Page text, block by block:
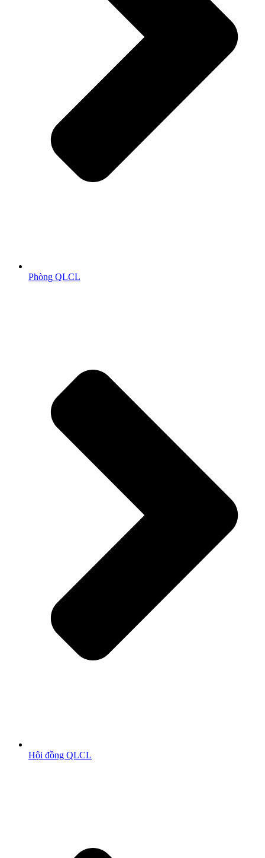
Phòng QLCL
Hội đồng QLCL